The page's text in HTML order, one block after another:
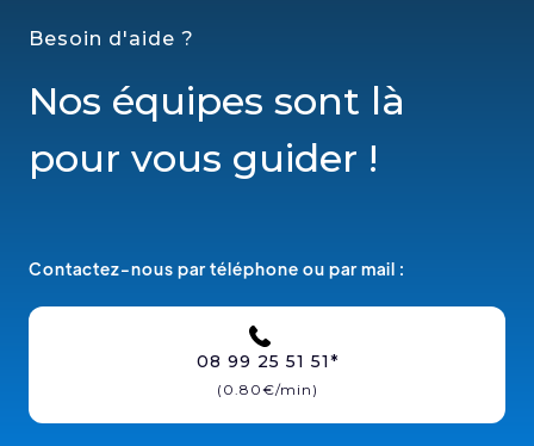
Besoin d'aide ?
Nos équipes sont là
pour vous guider !
Contactez-nous par téléphone ou par mail :
08 99 25 51 51*
(0.80€/min)